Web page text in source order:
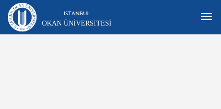
OKAN ÜNIVERSITESI